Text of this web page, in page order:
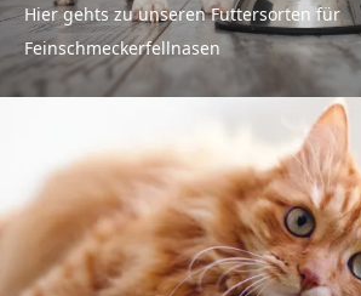
Hier gehts zu unseren Futtersorten für
Feinschmeckerfellnasen